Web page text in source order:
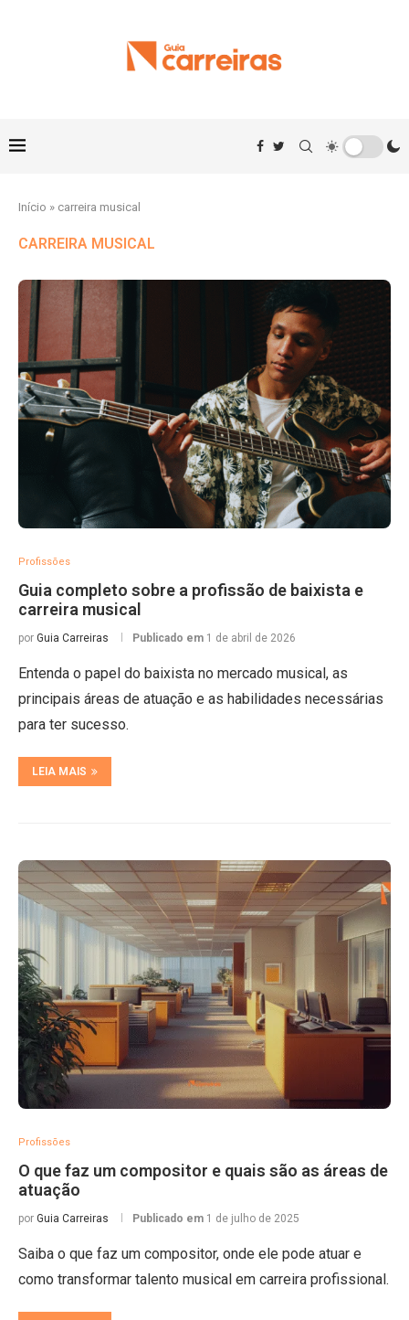
Início » carreira musical
CARREIRA MUSICAL
Profissões
Guia completo sobre a profissão de baixista e
carreira musical
por Guia Carreiras Publicado em 1 de abril de 2026
Entenda o papel do baixista no mercado musical, as
principais áreas de atuação e as habilidades necessárias
para ter sucesso.
LEIA MAIS
Profissões
O que faz um compositor e quais são as áreas de
atuação
por Guia Carreiras Publicado em 1 de julho de 2025
Saiba o que faz um compositor, onde ele pode atuar e
como transformar talento musical em carreira profissional.